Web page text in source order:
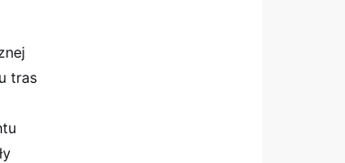
tras